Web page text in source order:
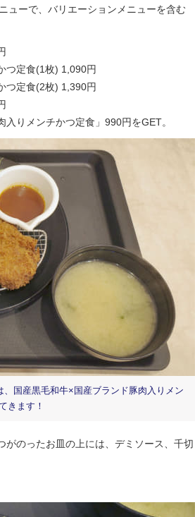
ューで、バリエーションメニューを含む
つ定食(1枚) 1,090円
つ定食(2枚) 1,390円
りメンチかつ定食」990円をGET。
、国産黒毛和牛×国産ブランド豚肉入りメン
きます！
のったお皿の上には、デミソース、千切